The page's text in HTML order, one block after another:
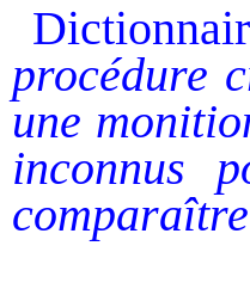
procédure
une
inconnus